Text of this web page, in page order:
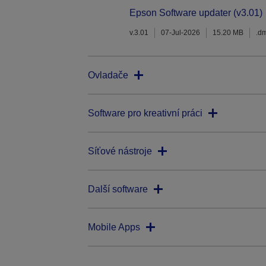
Epson Software updater (v3.01)
v.3.01 07-Jul-2026 15.20 MB
Ovladače
Software pro kreativní práci
Síťové nástroje
Další software
Mobile Apps